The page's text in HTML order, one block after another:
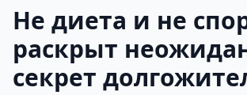
Не диета и не
раскрыт
секрет